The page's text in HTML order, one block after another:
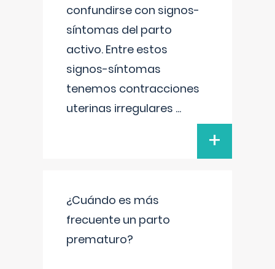
confundirse con signos-
síntomas del parto
activo. Entre estos
signos-síntomas
tenemos contracciones
uterinas irregulares ...
+
¿Cuándo es más
frecuente un parto
prematuro?